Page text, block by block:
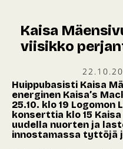
Kaisa
viisikko
Huippubasisti Kaisa
energinen Kaisa’s
25.10. klo 19 Logomon
konserttia klo 15
uudella nuorten ja
innostamassa tyttöjä